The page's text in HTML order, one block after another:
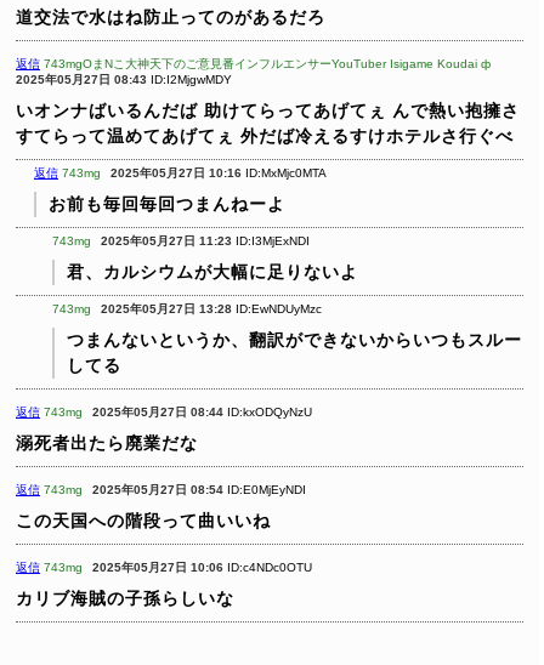
道交法で水はね防止ってのがあるだろ
返信 743mgOまNこ大神天下のご意見番インフルエンサーYouTuber Isigame Koudai ф
2025年05月27日 08:43 ID:I2MjgwMDY
いオンナばいるんだば 助けてらってあげてぇ
んで熱い抱擁さ
すてらって温めてあげてぇ 外だば冷えるすけホテルさ行ぐべ
返信 743mg 2025年05月27日 10:16 ID:MxMjc0MTA
お前も毎回毎回つまんねーよ
743mg 2025年05月27日 11:23 ID:I3MjExNDI
君、カルシウムが大幅に足りないよ
743mg 2025年05月27日 13:28 ID:EwNDUyMzc
つまんないというか、翻訳ができないからいつもスルー
してる
返信 743mg 2025年05月27日 08:44 ID:kxODQyNzU
溺死者出たら廃業だな
返信 743mg 2025年05月27日 08:54 ID:E0MjEyNDI
この天国への階段って曲いいね
返信 743mg 2025年05月27日 10:06 ID:c4NDc0OTU
カリブ海賊の子孫らしいな